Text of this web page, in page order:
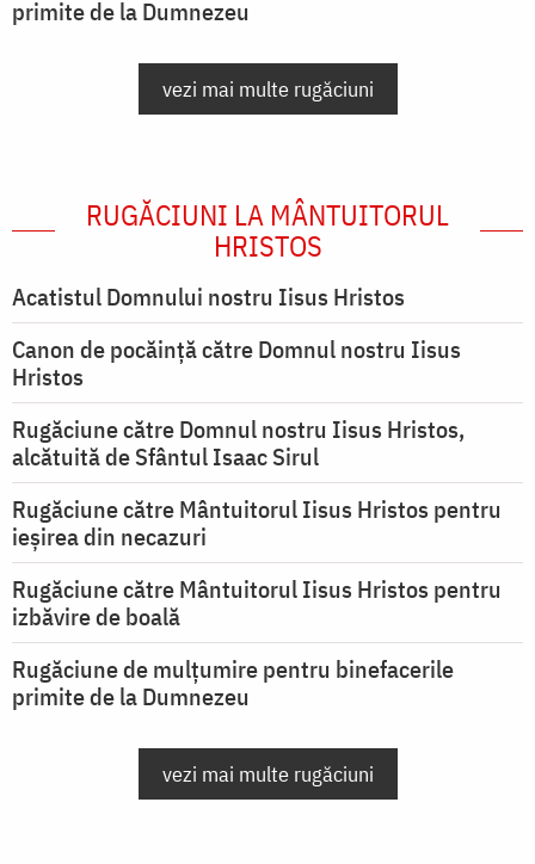
primite de la Dumnezeu
vezi mai multe rugăciuni
RUGĂCIUNI LA MÂNTUITORUL
HRISTOS
Acatistul Domnului nostru Iisus Hristos
Canon de pocăință către Domnul nostru Iisus
Hristos
Rugăciune către Domnul nostru Iisus Hristos,
alcătuită de Sfântul Isaac Sirul
Rugăciune către Mântuitorul Iisus Hristos pentru
ieşirea din necazuri
Rugăciune către Mântuitorul Iisus Hristos pentru
izbăvire de boală
Rugăciune de mulțumire pentru binefacerile
primite de la Dumnezeu
vezi mai multe rugăciuni